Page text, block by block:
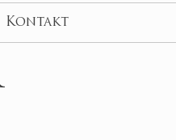
Kontakt